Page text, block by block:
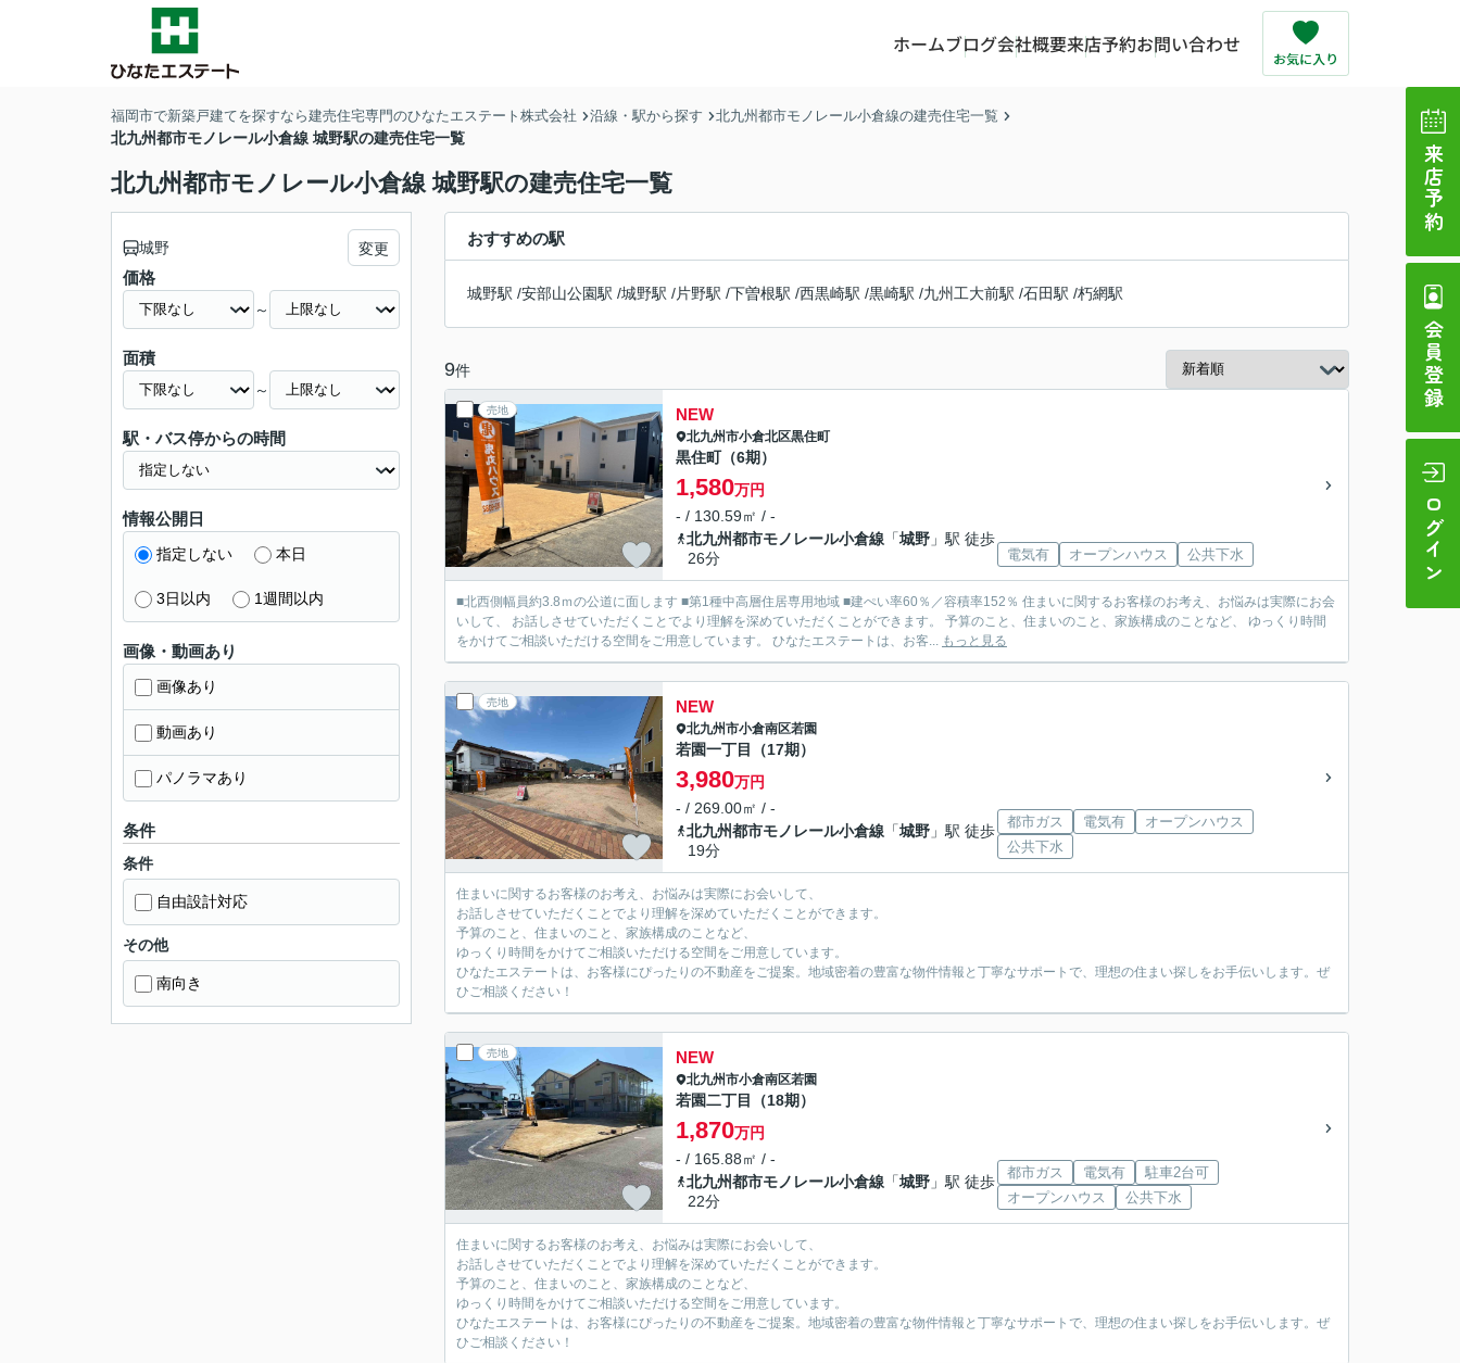
ホームブログ会社概要来店予約お問い合わせ
来店予約
会員登録
ログイン
福岡市で新築戸建てを探すなら建売住宅専門のひなたエステート株式会社 沿線・駅から探す 北九州都市モノレール小倉線の建売住宅一覧
北九州都市モノレール小倉線 城野駅の建売住宅一覧
北九州都市モノレール小倉線 城野駅の建売住宅一覧
おすすめの駅
城野駅 /安部山公園駅 /城野駅 /片野駅 /下曽根駅 /西黒崎駅 /黒崎駅 /九州工大前駅 /石田駅 /朽網駅
9件
売地 NEW
北九州市小倉北区黒住町
黒住町（6期）
1,580万円
- / 130.59㎡ / -
北九州都市モノレール小倉線 「城野 」駅 徒歩
26分
電気有 オープンハウス 公共下水
■北西側幅員約3.8ｍの公道に面します ■第1種中高層住居専用地域 ■建ぺい率60％／容積率152％ 住まいに関するお客様のお考え、お悩みは実際にお会
いして、 お話しさせていただくことでより理解を深めていただくことができます。 予算のこと、住まいのこと、家族構成のことなど、 ゆっくり時間
をかけてご相談いただける空間をご用意しています。 ひなたエステートは、お客... もっと見る
売地 NEW
北九州市小倉南区若園
若園一丁目（17期）
3,980万円
- / 269.00㎡ / -
北九州都市モノレール小倉線 「城野 」駅 徒歩
19分
都市ガス 電気有
オープンハウス
公共下水
住まいに関するお客様のお考え、お悩みは実際にお会いして、
お話しさせていただくことでより理解を深めていただくことができます。
予算のこと、住まいのこと、家族構成のことなど、
ゆっくり時間をかけてご相談いただける空間をご用意しています。
ひなたエステートは、お客様にぴったりの不動産をご提案。地域密着の豊富な物件情報と丁寧なサポートで、理想の住まい探しをお手伝いします。ぜ
ひご相談ください！
売地 NEW
北九州市小倉南区若園
若園二丁目（18期）
1,870万円
- / 165.88㎡ / -
北九州都市モノレール小倉線 「城野 」駅 徒歩
22分
都市ガス 電気有
駐車2台可
オープンハウス
公共下水
住まいに関するお客様のお考え、お悩みは実際にお会いして、
お話しさせていただくことでより理解を深めていただくことができます。
予算のこと、住まいのこと、家族構成のことなど、
ゆっくり時間をかけてご相談いただける空間をご用意しています。
ひなたエステートは、お客様にぴったりの不動産をご提案。地域密着の豊富な物件情報と丁寧なサポートで、理想の住まい探しをお手伝いします。ぜ
ひご相談ください！
城野 変更
価格
～
面積
～
駅・バス停からの時間
情報公開日
指定しない 本日
3日以内 1週間以内
画像・動画あり
画像あり
動画あり
パノラマあり
条件
条件
自由設計対応
その他
南向き